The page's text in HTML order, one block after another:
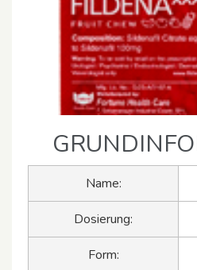
Name:
Dosierung:
Form: